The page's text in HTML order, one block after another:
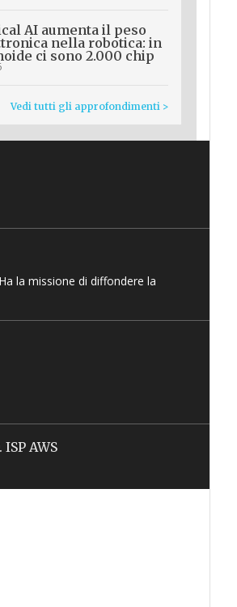
AI aumenta il peso
nella robotica: in
ci sono 2.000 chip
Vedi tutti gli approfondimenti >
la missione di diffondere la
AWS